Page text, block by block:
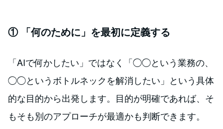
① 「何のために」を最初に定義する
「AIで何かしたい」ではなく「◯◯という業務の、
◯◯というボトルネックを解消したい」という具体
的な目的から出発します。目的が明確であれば、そ
もそも別のアプローチが最適かも判断できます。